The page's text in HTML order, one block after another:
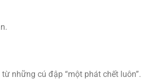
những cú đập “một phát chết luôn”.